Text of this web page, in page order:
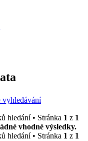
vyhledávání
hledání • Stránka 1 z 1
vhodné výsledky.
hledání • Stránka 1 z 1